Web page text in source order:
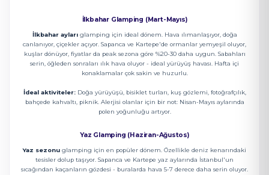
İlkbahar Glamping (Mart-Mayıs)
İlkbahar aylarıglamping için ideal dönem. Hava ılımanlaşıyor, doğa
canlanıyor, çiçekler açıyor. Sapanca ve Kartepe'de ormanlar yemyeşil oluyor,
kuşlar dönüyor, fiyatlar da peak sezona göre %20-30 daha uygun. Sabahları
serin, öğleden sonraları ılık hava oluyor - ideal yürüyüş havası. Hafta içi
konaklamalar çok sakin ve huzurlu.
İdeal aktiviteler:Doğa yürüyüşü, bisiklet turları, kuş gözlemi, fotoğrafçılık,
bahçede kahvaltı, piknik. Alerjisi olanlar için bir not: Nisan-Mayıs aylarında
polen yoğunluğu artıyor.
Yaz Glamping (Haziran-Ağustos)
Yaz sezonu glamping için en popüler dönem. Özellikle deniz kenarındaki
tesisler dolup taşıyor. Sapanca ve Kartepe yaz aylarında İstanbul'un
sıcağından kaçanların gözdesi - buralarda hava 5-7 derece daha serin oluyor.